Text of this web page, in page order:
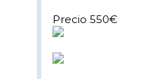
Precio 550€